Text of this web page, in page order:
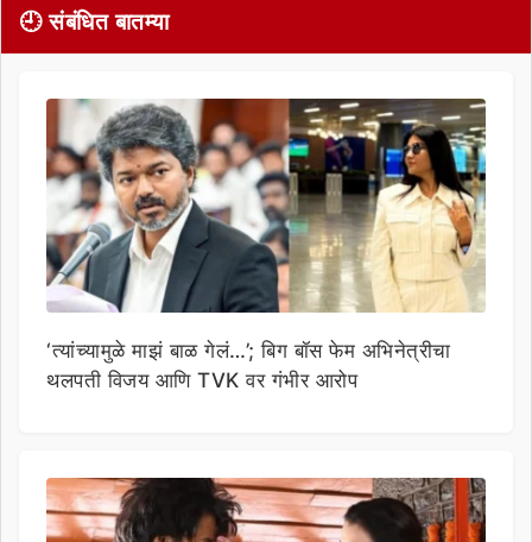
🕘 संबंधित बातम्या
‘त्यांच्यामुळे माझं बाळ गेलं…’; बिग बॉस फेम अभिनेत्रीचा
थलपती विजय आणि TVK वर गंभीर आरोप